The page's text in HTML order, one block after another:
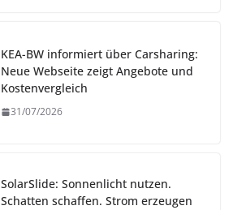
KEA-BW informiert über Carsharing:
Neue Webseite zeigt Angebote und
Kostenvergleich
31/07/2026
SolarSlide: Sonnenlicht nutzen.
Schatten schaffen. Strom erzeugen